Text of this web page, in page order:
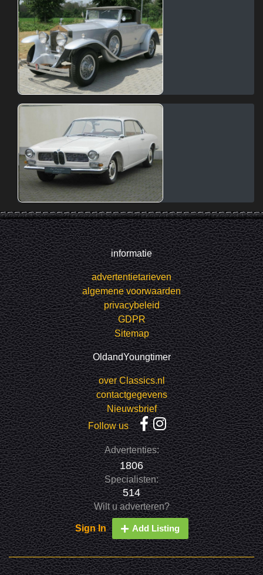
informatie
advertentietarieven
algemene voorwaarden
privacybeleid
GDPR
Sitemap
OldandYoungtimer
over Classics.nl
contactgegevens
Nieuwsbrief
Follow us
Advertenties:
1806
Specialisten:
514
Wilt u adverteren?
Sign In Add Listing